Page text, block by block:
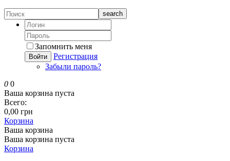
search
Запомнить меня
Войти
Регистрация
Забыли пароль?
0 0
Ваша корзина пуста
Всего:
0,00 грн
Корзина
Ваша корзина
Ваша корзина пуста
Корзина